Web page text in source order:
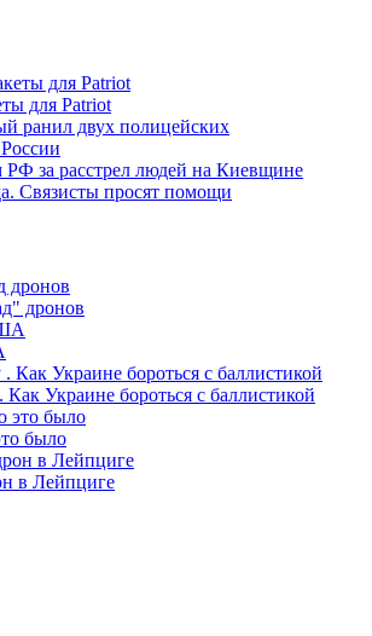
для Patriot
ранил двух полицейских
за расстрел людей на Киевщине
Связисты просят помощи
дронов
Украине бороться с баллистикой
было
в Лейпциге